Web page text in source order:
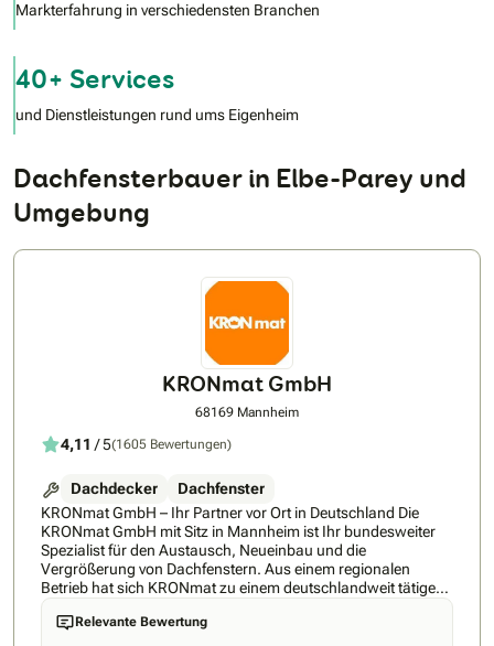
Markterfahrung in verschiedensten Branchen
40+ Services
und Dienstleistungen rund ums Eigenheim
Dachfensterbauer in Elbe-Parey und
Umgebung
KRONmat GmbH
68169 Mannheim
4,11 / 5(1605 Bewertungen)
Dachdecker
Dachfenster
KRONmat GmbH – Ihr Partner vor Ort in Deutschland Die
KRONmat GmbH mit Sitz in Mannheim ist Ihr bundesweiter
Spezialist für den Austausch, Neueinbau und die
Vergrößerung von Dachfenstern. Aus einem regionalen
Betrieb hat sich KRONmat zu einem deutschlandweit tätigen
Fachunternehmen mit erfahrenen Montageteams und
regionalen Fachberatern entwickelt, die kostenlose und
Relevante Bewertung